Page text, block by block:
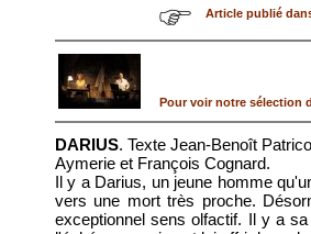
Article publié
Pour voir notre sélection
DARIUS. Texte Jean-Benoît
Aymerie et François Cognard.
Il y a Darius, un jeune homme
vers une mort très proche.
exceptionnel sens olfactif. Il y a